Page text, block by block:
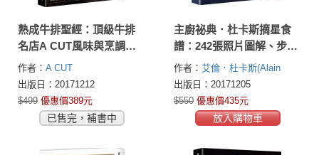
熟成牛排聖經：頂級牛排
名店A CUT風味與烹調大
全、26道經典套餐食譜全
公開
作者： A CUT
STEAKHOUSELa Vie編輯部
出版日：20171212
$499 優惠價389元
已售完，補書中
主廚祕典．杜卡斯摘星食
譜：242張照片圖解、步驟
教學重現廚神風範
作者： 艾倫．杜卡斯(Alain
Ducasse)
出版日：20171205
$550 優惠價435元
放入購物車